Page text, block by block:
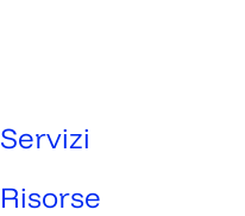
Servizi
Scuole
Risorse